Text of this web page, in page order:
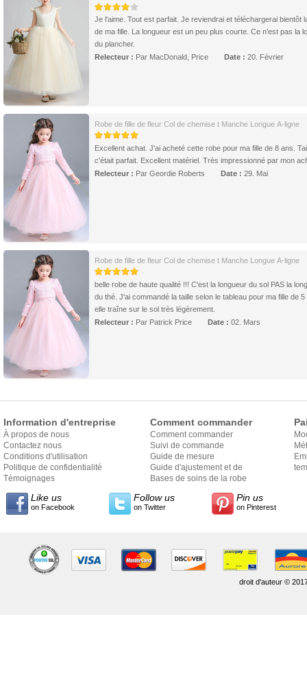
Je l'aime. Tout est parfait. Je reviendrai et téléchargerai bientôt
de ma fille. La longueur est un peu plus courte. Ce n'est pas la
du plancher.
Relecteur : Par MacDonald, Price Date : 20. Février
Robe de fille de fleur Col de chemise t Manche Longue A-ligne
Excellent achat. J'ai acheté cette robe pour ma fille de 8 ans.
c'était parfait. Excellent matériel. Très impressionné par mon
Relecteur : Par Geordie Roberts Date : 29. Mai
Robe de fille de fleur Col de chemise t Manche Longue A-ligne
belle robe de haute qualité !!! C'est la longueur du sol PAS la
du thé. J'ai commandé la taille selon le tableau pour ma fille de 5
elle traîne sur le sol très légèrement.
Relecteur : Par Patrick Price Date : 02. Mars
Information d'entreprise
À propos de nous
Contactez nous
Conditions d'utilisation
Politique de confidentialité
Témoignages
Comment commander
Comment commander
Suivi de commande
Guide de mesure
Guide d'ajustement et de
style
Bases de soins de la robe
Like us
on Facebook
Follow us
on Twitter
Pin us
on Pinterest
droit d'auteur ©